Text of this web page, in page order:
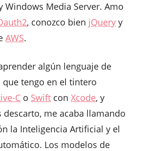
Windows Media Server. Amo
, conozco bien jQuery y
AWS.
algún lenguaje de
tengo en el tintero
C o Swift conXcode, y
me acaba llamando
la Inteligencia Artificial y el
Los modelos de